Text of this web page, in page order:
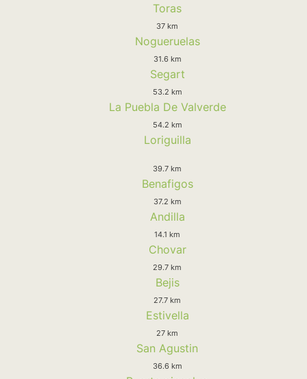
Toras
37 km
Nogueruelas
31.6 km
Segart
53.2 km
La Puebla De Valverde
54.2 km
Loriguilla
39.7 km
Benafigos
37.2 km
Andilla
14.1 km
Chovar
29.7 km
Bejis
27.7 km
Estivella
27 km
San Agustin
36.6 km